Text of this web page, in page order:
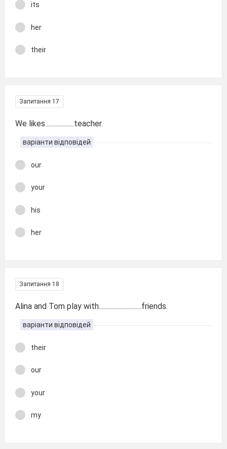
its
her
their
Запитання 17
We likes...................teacher.
варіанти відповідей
our
your
his
her
Запитання 18
Alina and Tom play with............................friends.
варіанти відповідей
their
our
your
my